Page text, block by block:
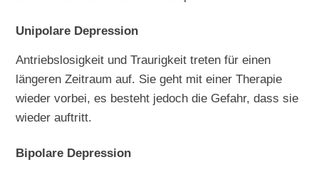
Unipolare Depression
Antriebslosigkeit und Traurigkeit treten für einen
längeren Zeitraum auf. Sie geht mit einer Therapie
wieder vorbei, es besteht jedoch die Gefahr, dass sie
wieder auftritt.
Bipolare Depression